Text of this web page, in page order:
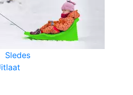
Sledes